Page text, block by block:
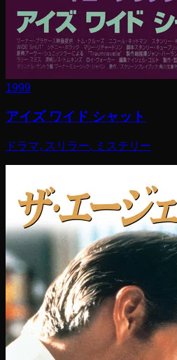
1999
アイズ ワイド シャット
ドラマ, スリラー, ミステリー